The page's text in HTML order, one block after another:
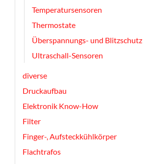
Temperatursensoren
Thermostate
Überspannungs- und Blitzschutz
Ultraschall-Sensoren
diverse
Druckaufbau
Elektronik Know-How
Filter
Finger-, Aufsteckkühlkörper
Flachtrafos